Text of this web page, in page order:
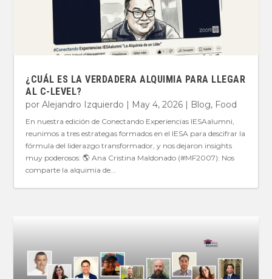
¿CUÁL ES LA VERDADERA ALQUIMIA PARA LLEGAR
AL C-LEVEL?
porAlejandro Izquierdo | May 4, 2026 | Blog, Food
En nuestra edición de Conectando Experiencias IESAalumni,
reunimos a tres estrategas formados en el IESA para descifrar la
fórmula del liderazgo transformador, y nos dejaron insights
muy poderosos: 🌎 Ana Cristina Maldonado (#MF2007): Nos
comparte la alquimia de...